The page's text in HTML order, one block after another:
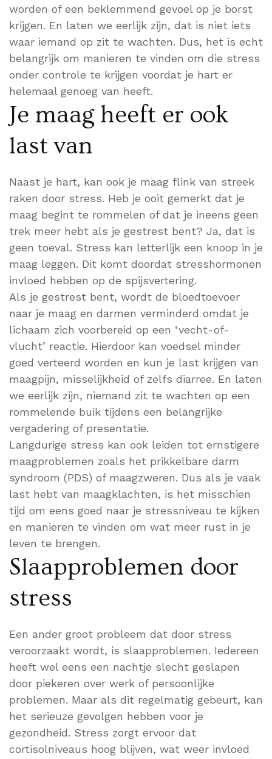
worden of een beklemmend gevoel op je borst
krijgen. En laten we eerlijk zijn, dat is niet iets
waar iemand op zit te wachten. Dus, het is echt
belangrijk om manieren te vinden om die stress
onder controle te krijgen voordat je hart er
helemaal genoeg van heeft.
Je maag heeft er ook
last van
Naast je hart, kan ook je maag flink van streek
raken door stress. Heb je ooit gemerkt dat je
maag begint te rommelen of dat je ineens geen
trek meer hebt als je gestrest bent? Ja, dat is
geen toeval. Stress kan letterlijk een knoop in je
maag leggen. Dit komt doordat stresshormonen
invloed hebben op de spijsvertering.
Als je gestrest bent, wordt de bloedtoevoer
naar je maag en darmen verminderd omdat je
lichaam zich voorbereid op een ‘vecht-of-
vlucht’ reactie. Hierdoor kan voedsel minder
goed verteerd worden en kun je last krijgen van
maagpijn, misselijkheid of zelfs diarree. En laten
we eerlijk zijn, niemand zit te wachten op een
rommelende buik tijdens een belangrijke
vergadering of presentatie.
Langdurige stress kan ook leiden tot ernstigere
maagproblemen zoals het prikkelbare darm
syndroom (PDS) of maagzweren. Dus als je vaak
last hebt van maagklachten, is het misschien
tijd om eens goed naar je stressniveau te kijken
en manieren te vinden om wat meer rust in je
leven te brengen.
Slaapproblemen door
stress
Een ander groot probleem dat door stress
veroorzaakt wordt, is slaapproblemen. Iedereen
heeft wel eens een nachtje slecht geslapen
door piekeren over werk of persoonlijke
problemen. Maar als dit regelmatig gebeurt, kan
het serieuze gevolgen hebben voor je
gezondheid. Stress zorgt ervoor dat
cortisolniveaus hoog blijven, wat weer invloed